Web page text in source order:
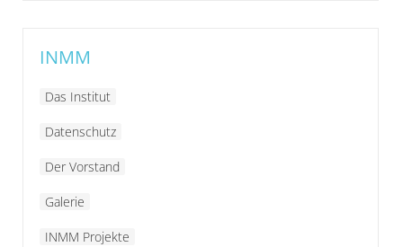
INMM
Das Institut
Datenschutz
Der Vorstand
Galerie
INMM Projekte